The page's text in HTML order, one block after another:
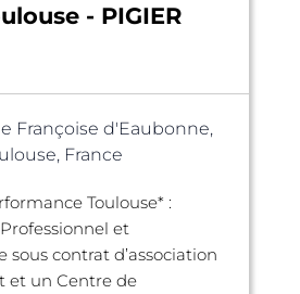
- PIGIER
Françoise d'Eaubonne,
France
Toulouse* :
et
sous contrat d’association
et un Centre de